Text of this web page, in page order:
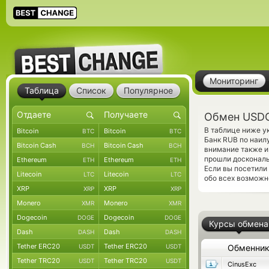
Мониторинг
Обмен
В таблице ниже
Банк RUB по
внимание также
прошли
Если вы
обо всех
Курсы обмена
Обменник
CinusExc
Таблица Список Популярное
Bitcoin BTC Bitcoin BTC
Bitcoin Cash BCH Bitcoin Cash BCH
Ethereum ETH Ethereum ETH
Litecoin LTC Litecoin LTC
XRP XRP XRP XRP
Monero XMR Monero XMR
Dogecoin DOGE Dogecoin DOGE
Dash DASH Dash DASH
Tether ERC20 USDT Tether ERC20 USDT
Tether TRC20 USDT Tether TRC20 USDT